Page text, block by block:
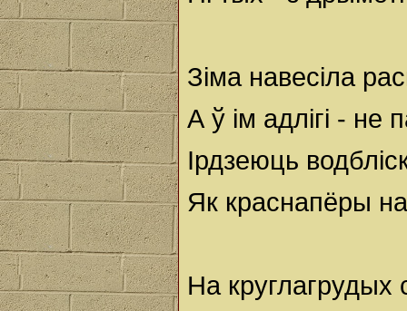
Зіма навесіла
А ў ім адлігі - не
Ірдзеюць
Як краснапёры на
На круглагрудых